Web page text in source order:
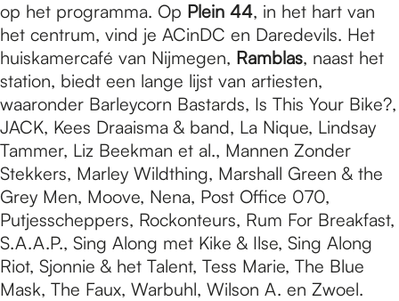
op het programma. Op Plein 44, in het hart van
het centrum, vind je ACinDC en Daredevils. Het
huiskamercafé van Nijmegen, Ramblas, naast het
station, biedt een lange lijst van artiesten,
waaronder Barleycorn Bastards, Is This Your Bike?,
JACK, Kees Draaisma & band, La Nique, Lindsay
Tammer, Liz Beekman et al., Mannen Zonder
Stekkers, Marley Wildthing, Marshall Green & the
Grey Men, Moove, Nena, Post Office 070,
Putjesscheppers, Rockonteurs, Rum For Breakfast,
S.A.A.P., Sing Along met Kike & Ilse, Sing Along
Riot, Sjonnie & het Talent, Tess Marie, The Blue
Mask, The Faux, Warbuhl, Wilson A. en Zwoel.